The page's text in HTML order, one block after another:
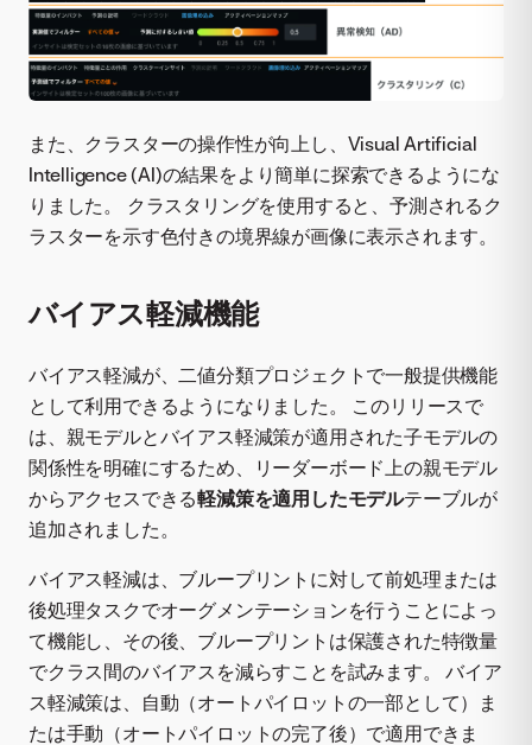
また、クラスターの操作性が向上し、Visual Artificial
Intelligence (AI)の結果をより簡単に探索できるようにな
りました。 クラスタリングを使用すると、予測されるク
ラスターを示す色付きの境界線が画像に表示されます。
バイアス軽減機能
バイアス軽減が、二値分類プロジェクトで一般提供機能
として利用できるようになりました。 このリリースで
は、親モデルとバイアス軽減策が適用された子モデルの
関係性を明確にするため、リーダーボード上の親モデル
からアクセスできる軽減策を適用したモデルテーブルが
追加されました。
バイアス軽減は、ブループリントに対して前処理または
後処理タスクでオーグメンテーションを行うことによっ
て機能し、その後、ブループリントは保護された特徴量
でクラス間のバイアスを減らすことを試みます。 バイア
ス軽減策は、自動（オートパイロットの一部として）ま
たは手動（オートパイロットの完了後）で適用できま